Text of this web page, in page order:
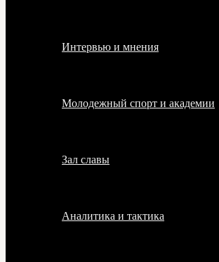
Интервью и мнения
Молодежный спорт и академии
Зал славы
Аналитика и тактика